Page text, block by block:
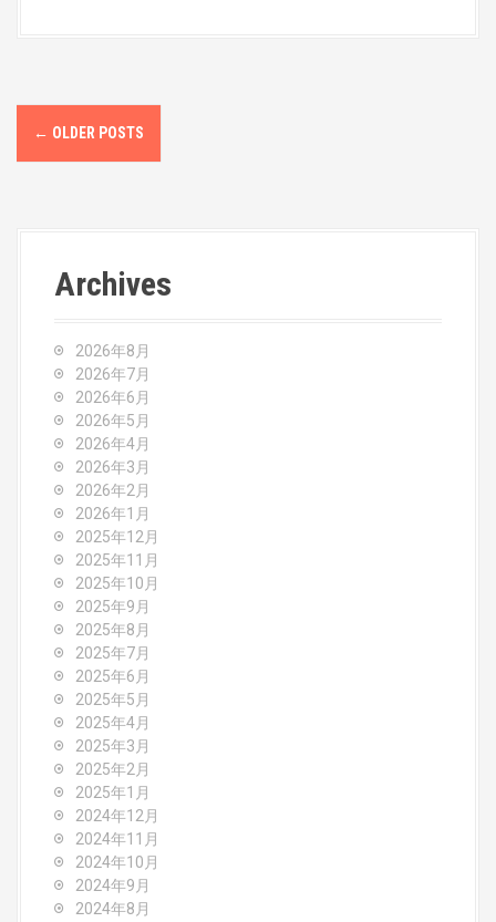
P
o
← OLDER POSTS
Archives
2026年8月
2026年7月
2026年6月
2026年5月
2026年4月
2026年3月
2026年2月
2026年1月
2025年12月
2025年11月
2025年10月
2025年9月
2025年8月
2025年7月
2025年6月
2025年5月
2025年4月
2025年3月
2025年2月
2025年1月
2024年12月
2024年11月
2024年10月
2024年9月
2024年8月